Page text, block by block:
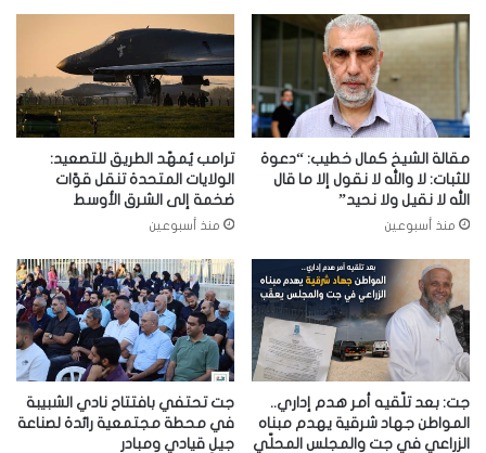
مقالة الشيخ كمال خطيب: “دعوة
للثبات: لا والله لا نقول إلا ما قال
الله لا نقيل ولا نحيد”
منذ أسبوعين
ترامب يُمهّد الطريق للتصعيد:
الولايات المتحدة تنقل قوّات
ضخمة إلى الشرق الأوسط
منذ أسبوعين
جت: بعد تلّقيه أمر هدم إداري..
المواطن جهاد شرقية يهدم مبناه
الزراعي في جت والمجلس المحلّي
جت تحتفي بافتتاح نادي الشبيبة
في محطة مجتمعية رائدة لصناعة
جيلٍ قيادي ومبادر